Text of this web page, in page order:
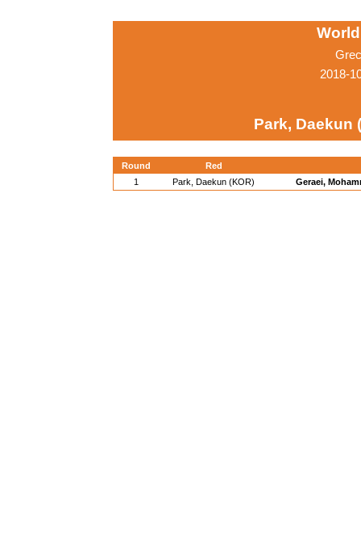
2018-
Park, Daekun
Round
Red
1
Park, Daekun (KOR) Geraei,